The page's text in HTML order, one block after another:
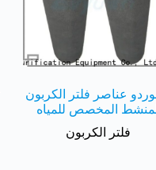
عناصر فلتر الكربون
المخصص للمياه
فلتر الكربون